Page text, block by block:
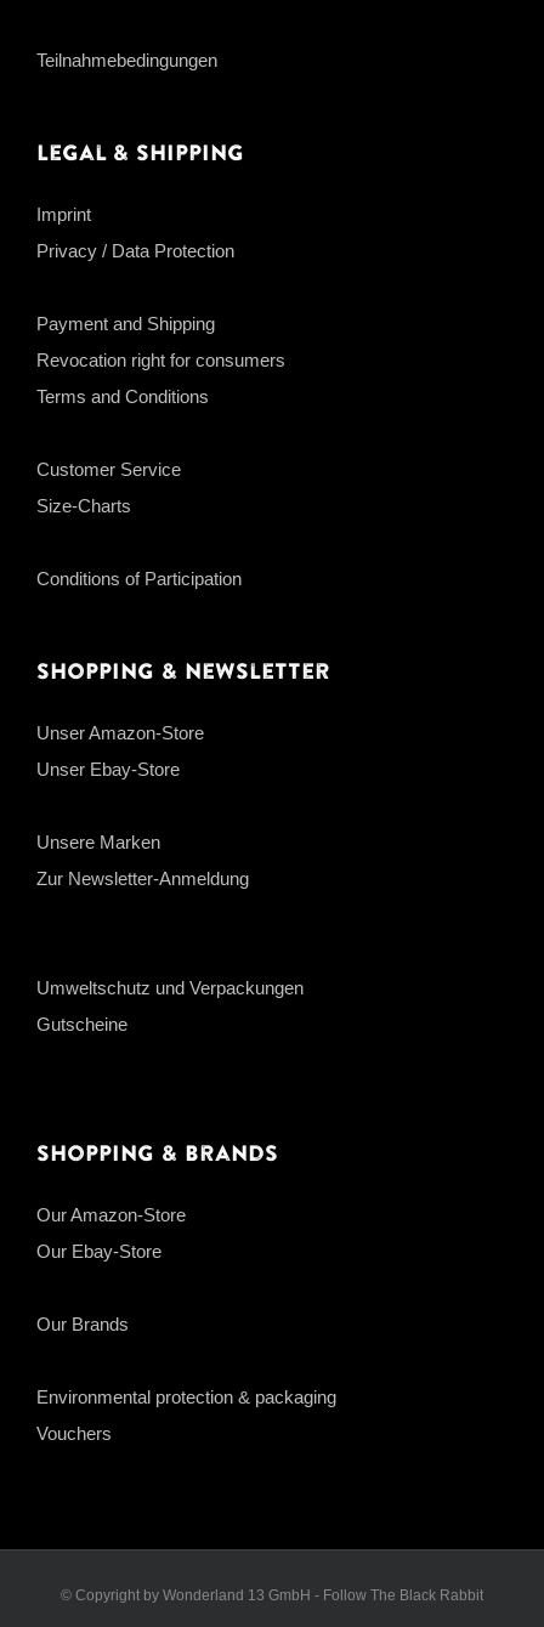
Teilnahmebedingungen
Legal & Shipping
Imprint
Privacy / Data Protection
Payment and Shipping
Revocation right for consumers
Terms and Conditions
Customer Service
Size-Charts
Conditions of Participation
Shopping & Newsletter
Unser Amazon-Store
Unser Ebay-Store
Unsere Marken
Zur Newsletter-Anmeldung
Umweltschutz und Verpackungen
Gutscheine
Shopping & Brands
Our Amazon-Store
Our Ebay-Store
Our Brands
Environmental protection & packaging
Vouchers
© Copyright by Wonderland 13 GmbH - Follow The Black Rabbit